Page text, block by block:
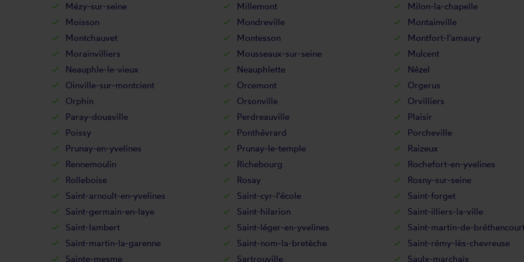
Mézy-sur-seine Millemont
Milon-la-chapelle
Moisson
Mondreville
Montainville
Montchauvet
Montesson
Montfort-l'amaury
Morainvilliers
Mousseaux-sur-seine
Mulcent
Neauphle-le-vieux
Neauphlette
Nézel
Oinville-sur-montcient
Orcemont
Orgerus
Orphin
Orsonville
Orvilliers
Paray-douaville
Perdreauville
Plaisir
Poissy
Ponthévrard
Porcheville
Prunay-en-yvelines
Prunay-le-temple
Raizeux
Rennemoulin
Richebourg
Rochefort-en-yvelines
Rolleboise
Rosay
Rosny-sur-seine
Saint-arnoult-en-yvelines
Saint-cyr-l'école
Saint-forget
Saint-germain-en-laye
Saint-hilarion
Saint-illiers-la-ville
Saint-lambert
Saint-léger-en-yvelines
Saint-martin-de-
Saint-martin-la-garenne
Saint-nom-la-bretèche
Saint-rémy-lès-chevreuse
Sainte-mesme
Sartrouville Saulx-marchais